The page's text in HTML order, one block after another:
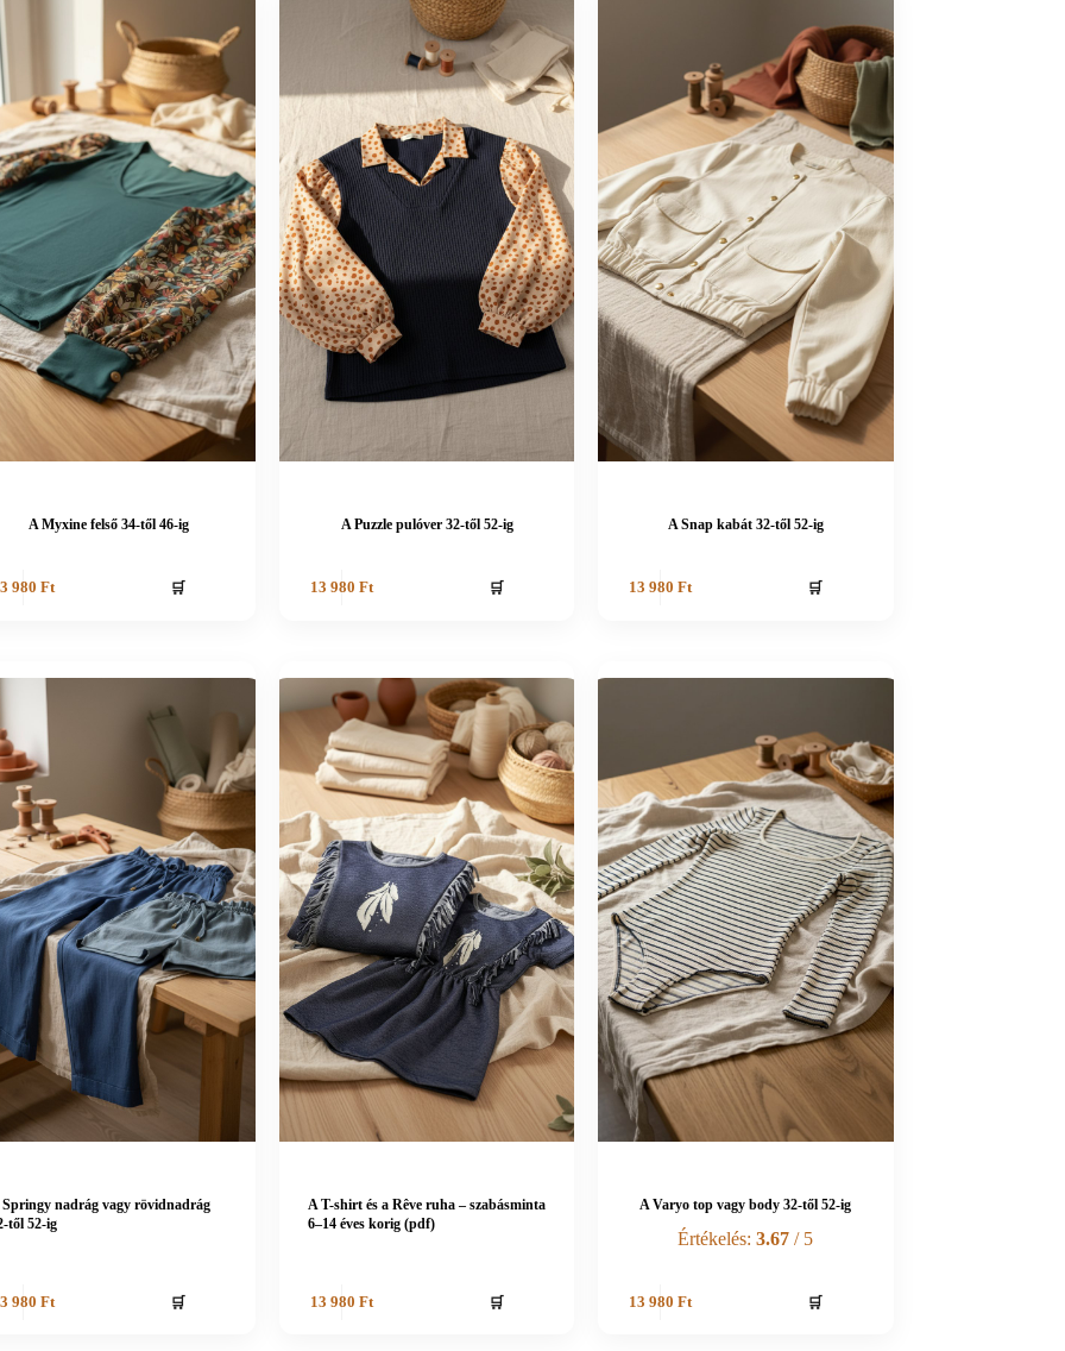
A Myxine felső 34-től 46-ig
980 Ft 🛒
A Puzzle pulóver 32-től 52-ig
13 980 Ft 🛒
A Snap kabát 32-től 52-ig
13 980 Ft 🛒
Springy nadrág vagy rövidnadrág
től 52-ig
980 Ft 🛒
A T-shirt és a Rêve ruha – szabásminta
6–14 éves korig (pdf)
13 980 Ft 🛒
A Varyo top vagy body 32-től 52-ig
Értékelés:3.67 / 5
13 980 Ft 🛒